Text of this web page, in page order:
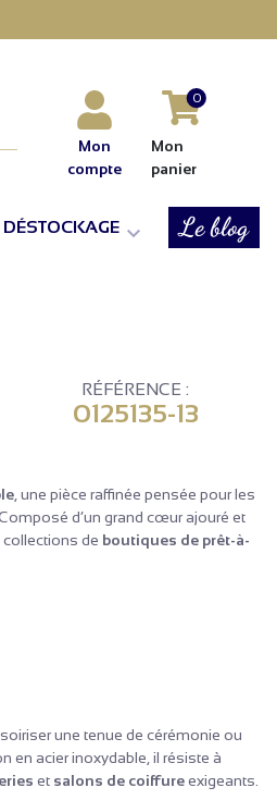
Mon
compte
0
Mon
panier
DÉSTOCKAGE  Le blog
RÉFÉRENCE :
0125135-13
, une pièce raffinée pensée pour les
d’un grand cœur ajouré et
collections de boutiques de prêt-à-
une tenue de cérémonie ou
en acier inoxydable, il résiste à
et salons de coiffureexigeants.